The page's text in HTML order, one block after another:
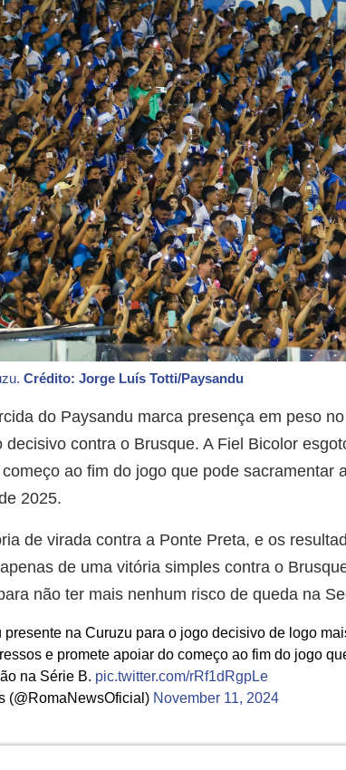
Crédito: Jorge Luís Totti/Paysandu
do Paysandu marca presença em peso
decisivo contra o Brusque. A Fiel Bicolor
ao fim do jogo que pode sacramentar
2025.
de virada contra a Ponte Preta, e os
de uma vitória simples contra o
não ter mais nenhum risco de queda na
na Curuzu para o jogo decisivo de logo
e promete apoiar do começo ao fim do jogo
na Série B. pic.twitter.com/rRf1dRgpLe
(@RomaNewsOficial) November 11, 2024